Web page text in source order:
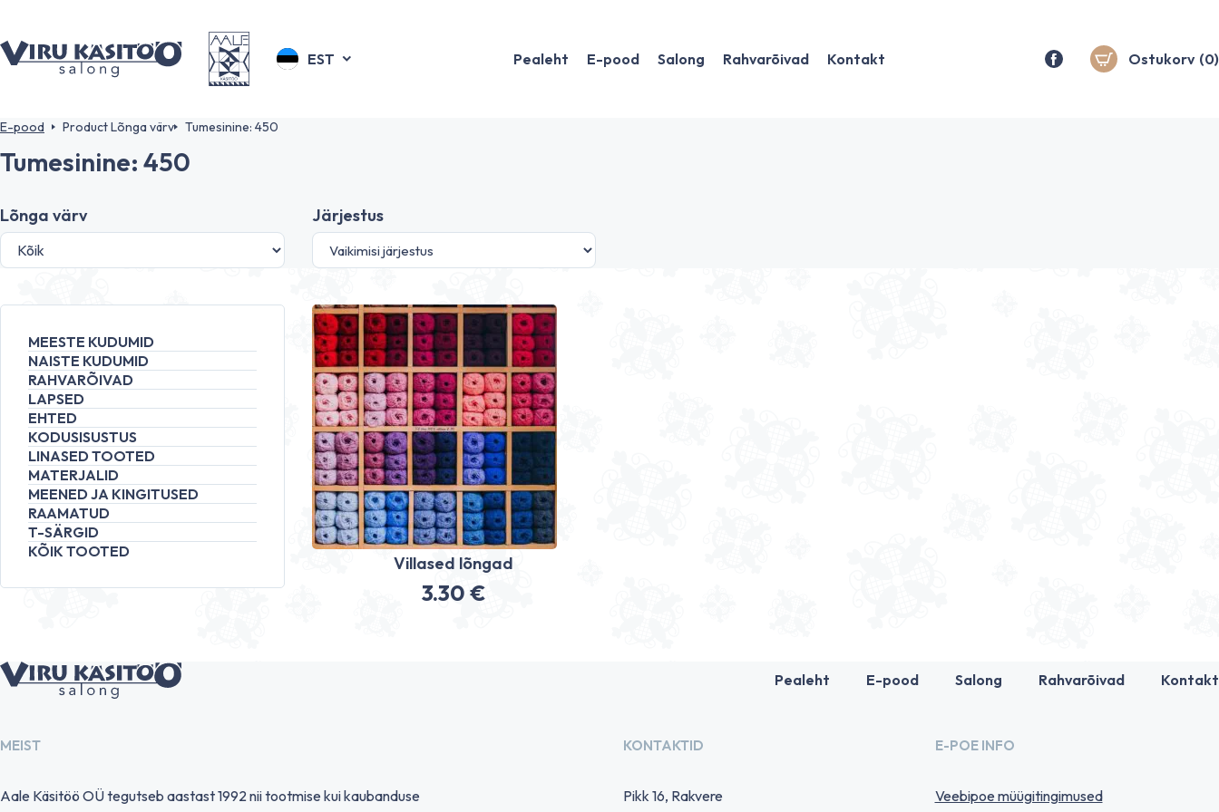
EST Pealeht E-pood Salong Rahvarõivad Kontakt Ostukorv (0)
E-pood Product Lõnga värv Tumesinine: 450
Tumesinine: 450
Lõnga värv Järjestus
MEESTE KUDUMID
NAISTE KUDUMID
RAHVARÕIVAD
LAPSED
EHTED
KODUSISUSTUS
LINASED TOOTED
MATERJALID
MEENED JA KINGITUSED
RAAMATUD
T-SÄRGID
KÕIK TOOTED
Villased lõngad
3.30 €
Pealeht E-pood Salong Rahvarõivad Kontakt
MEIST
Aale Käsitöö OÜ tegutseb aastast 1992 nii tootmise kui kaubanduse
KONTAKTID
Pikk 16, Rakvere
E-POE INFO
Veebipoe müügitingimused